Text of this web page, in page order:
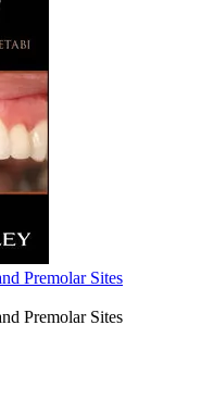
Premolar Sites
Premolar Sites